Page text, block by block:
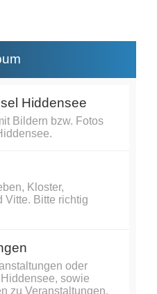
Hiddensee
Bildern bzw. Fotos
Kloster,
Vitte. Bitte richtig
oder
sowie
zu Veranstaltungen.